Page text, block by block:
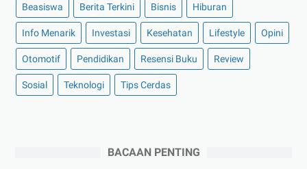
Beasiswa Berita Terkini Bisnis Hiburan
Info Menarik Investasi Kesehatan Lifestyle Opini
Otomotif Pendidikan Resensi Buku Review
Sosial Teknologi Tips Cerdas
BACAAN PENTING